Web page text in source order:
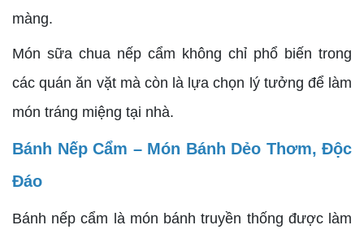
màng.
Món sữa chua nếp cẩm không chỉ phổ biến trong
các quán ăn vặt mà còn là lựa chọn lý tưởng để làm
món tráng miệng tại nhà.
Bánh Nếp Cẩm – Món Bánh Dẻo Thơm, Độc
Đáo
Bánh nếp cẩm là món bánh truyền thống được làm